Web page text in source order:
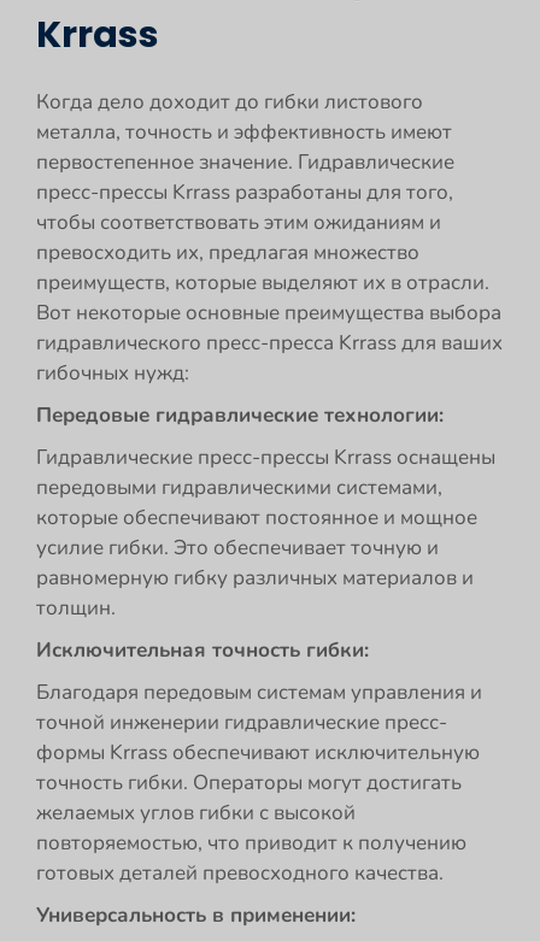
Krrass
Когда дело доходит до гибки листового
металла, точность и эффективность имеют
первостепенное значение. Гидравлические
пресс-прессы Krrass разработаны для того,
чтобы соответствовать этим ожиданиям и
превосходить их, предлагая множество
преимуществ, которые выделяют их в отрасли.
Вот некоторые основные преимущества выбора
гидравлического пресс-пресса Krrass для ваших
гибочных нужд:
Передовые гидравлические технологии:
Гидравлические пресс-прессы Krrass оснащены
передовыми гидравлическими системами,
которые обеспечивают постоянное и мощное
усилие гибки. Это обеспечивает точную и
равномерную гибку различных материалов и
толщин.
Исключительная точность гибки:
Благодаря передовым системам управления и
точной инженерии гидравлические пресс-
формы Krrass обеспечивают исключительную
точность гибки. Операторы могут достигать
желаемых углов гибки с высокой
повторяемостью, что приводит к получению
готовых деталей превосходного качества.
Универсальность в применении: